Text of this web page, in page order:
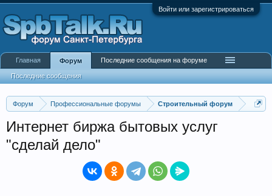
Войти или зарегистрироваться
Форум Профессиональные форумы Строительный форум
Интернет биржа бытовых услуг
"сделай дело"
Главная Форум
Последние сообщения
Последние сообщения на форуме